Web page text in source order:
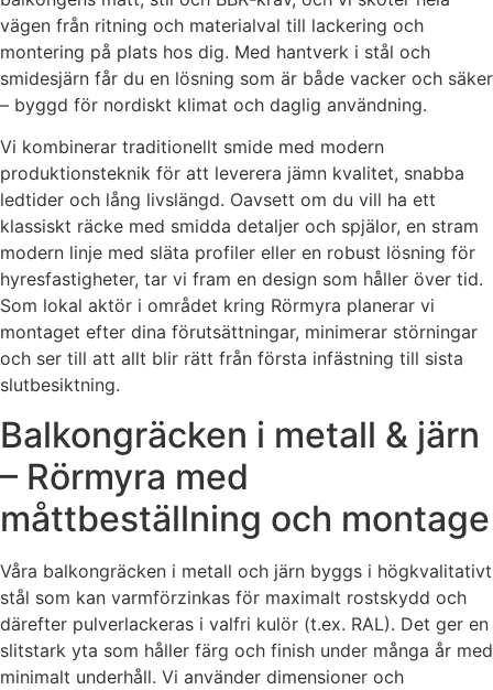
vägen från ritning och materialval till lackering och
montering på plats hos dig. Med hantverk i stål och
smidesjärn får du en lösning som är både vacker och säker
– byggd för nordiskt klimat och daglig användning.
Vi kombinerar traditionellt smide med modern
produktionsteknik för att leverera jämn kvalitet, snabba
ledtider och lång livslängd. Oavsett om du vill ha ett
klassiskt räcke med smidda detaljer och spjälor, en stram
modern linje med släta profiler eller en robust lösning för
hyresfastigheter, tar vi fram en design som håller över tid.
Som lokal aktör i området kring Rörmyra planerar vi
montaget efter dina förutsättningar, minimerar störningar
och ser till att allt blir rätt från första infästning till sista
slutbesiktning.
Balkongräcken i metall & järn
– Rörmyra med
måttbeställning och montage
Våra balkongräcken i metall och järn byggs i högkvalitativt
stål som kan varmförzinkas för maximalt rostskydd och
därefter pulverlackeras i valfri kulör (t.ex. RAL). Det ger en
slitstark yta som håller färg och finish under många år med
minimalt underhåll. Vi använder dimensioner och